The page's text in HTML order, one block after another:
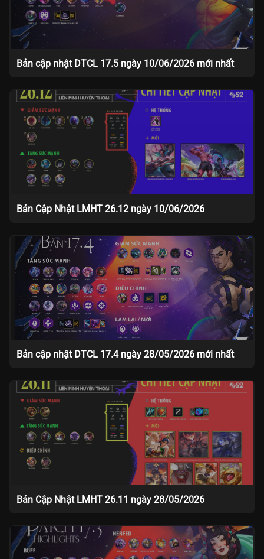
Bản cập nhật DTCL 17.5 ngày 10/06/2026 mới nhất
Bản Cập Nhật LMHT 26.12 ngày 10/06/2026
Bản cập nhật DTCL 17.4 ngày 28/05/2026 mới nhất
Bản Cập Nhật LMHT 26.11 ngày 28/05/2026